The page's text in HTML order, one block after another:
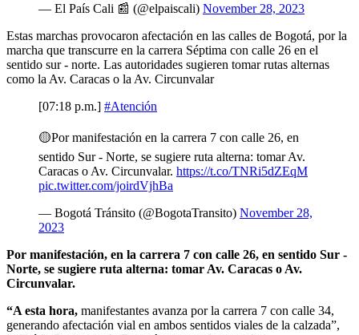
— El País Cali 📰 (@elpaiscali) November 28, 2023
Estas marchas provocaron afectación en las calles de Bogotá, por la
marcha que transcurre en la carrera Séptima con calle 26 en el
sentido sur - norte. Las autoridades sugieren tomar rutas alternas
como la Av. Caracas o la Av. Circunvalar
[07:18 p.m.] #Atención
🟡Por manifestación en la carrera 7 con calle 26, en
sentido Sur - Norte, se sugiere ruta alterna: tomar Av.
Caracas o Av. Circunvalar. https://t.co/TNRi5dZEqM
pic.twitter.com/joirdVjhBa
— Bogotá Tránsito (@BogotaTransito) November 28,
2023
Por manifestación, en la carrera 7 con calle 26, en sentido Sur -
Norte, se sugiere ruta alterna: tomar Av. Caracas o Av.
Circunvalar.
“A esta hora, manifestantes avanza por la carrera 7 con calle 34,
generando afectación vial en ambos sentidos viales de la calzada”,